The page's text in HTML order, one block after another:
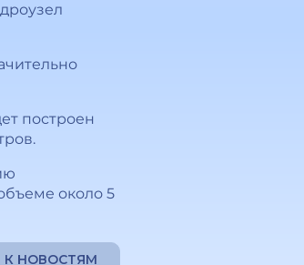
построен
около 5
К НОВОСТЯМ